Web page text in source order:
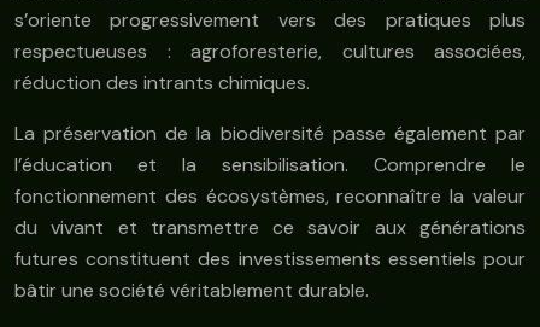
s’oriente progressivement vers des pratiques plus
respectueuses : agroforesterie, cultures associées,
réduction des intrants chimiques.
La préservation de la biodiversité passe également par
l’éducation et la sensibilisation. Comprendre le
fonctionnement des écosystèmes, reconnaître la valeur
du vivant et transmettre ce savoir aux générations
futures constituent des investissements essentiels pour
bâtir une société véritablement durable.